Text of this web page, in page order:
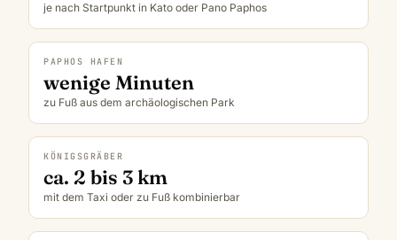
je nach Startpunkt in Kato oder Pano Paphos
PAPHOS HAFEN
wenige Minuten
zu Fuß aus dem archäologischen Park
KÖNIGSGRÄBER
ca. 2 bis 3 km
mit dem Taxi oder zu Fuß kombinierbar